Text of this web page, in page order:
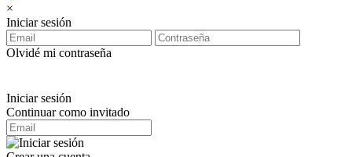
×
Iniciar sesión
Olvidé mi contraseña
Iniciar sesión
Continuar como invitado